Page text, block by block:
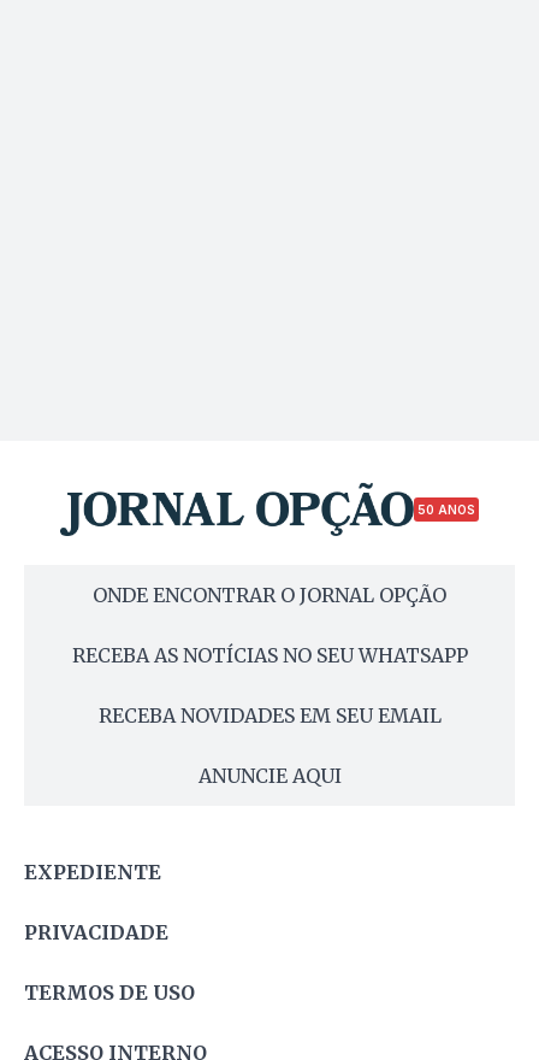
50 ANOS
ONDE ENCONTRAR O JORNAL OPÇÃO
RECEBA AS NOTÍCIAS NO SEU WHATSAPP
RECEBA NOVIDADES EM SEU EMAIL
ANUNCIE AQUI
EXPEDIENTE
PRIVACIDADE
TERMOS DE USO
ACESSO INTERNO